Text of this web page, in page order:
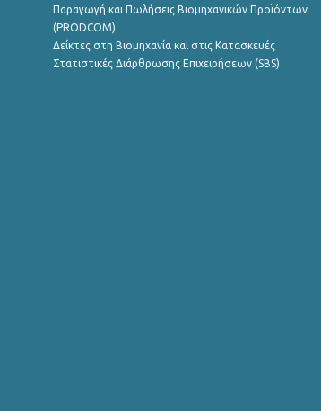
Παραγωγή και Πωλήσεις Βιομηχανικών Προϊόντων
(PRODCOM)
Δείκτες στη Βιομηχανία και στις Κατασκευές
Στατιστικές Διάρθρωσης Επιχειρήσεων (SBS)